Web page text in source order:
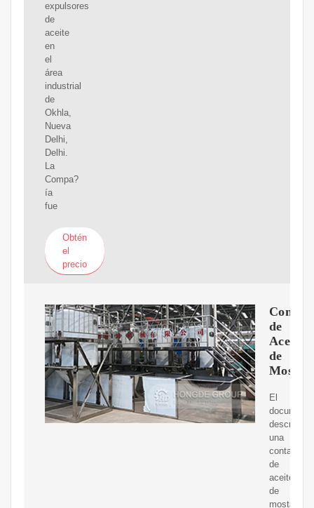
expulsores
de
aceite
en
el
área
industrial
de
Okhla,
Nueva
Delhi,
Delhi.
La
Compa?
ía
fue
Obtén
el
precio
de
Aceite
de
El
documento
describe
una
de
aceite
de
mostaza